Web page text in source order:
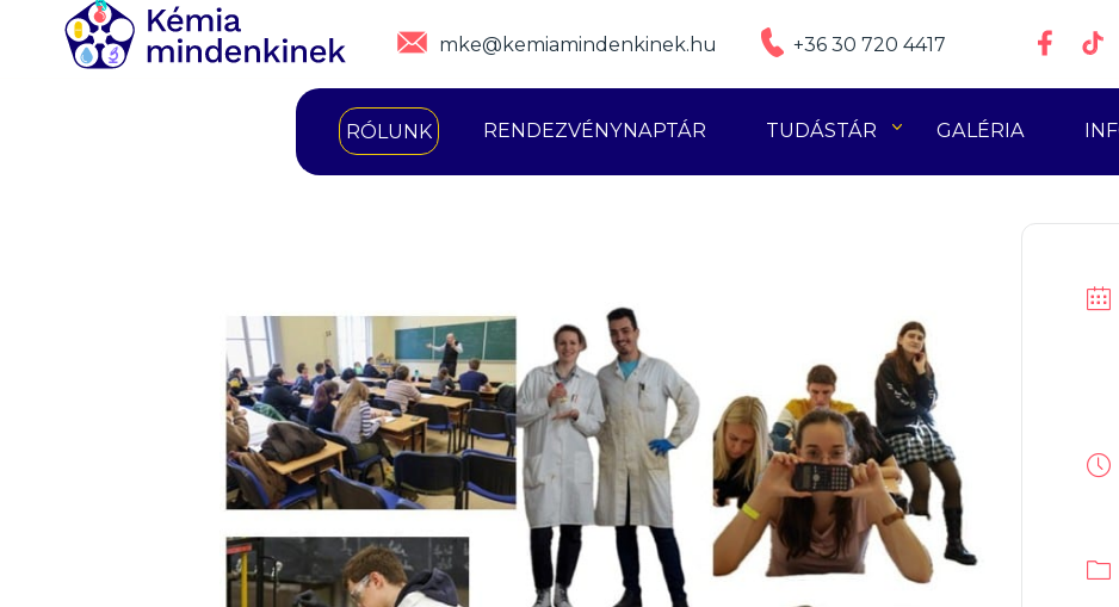
mke@kemiamindenkinek.hu +36 30 720 4417
RÓLUNK RENDEZVÉNYNAPTÁR TUDÁSTÁR GALÉRIA